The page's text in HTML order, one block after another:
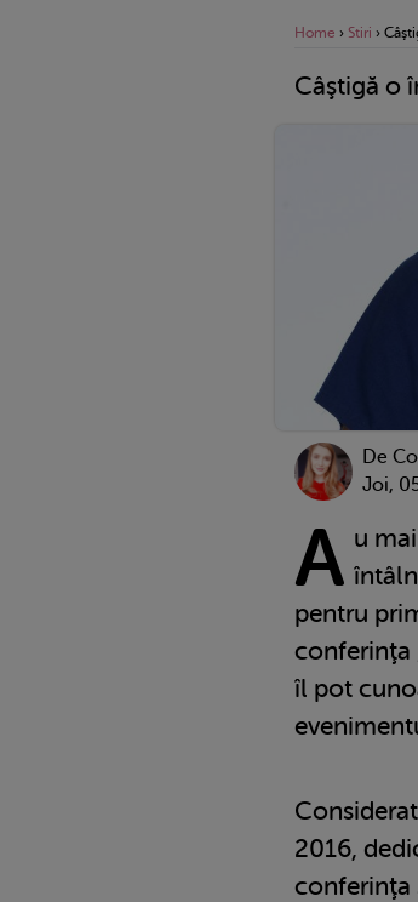
Home › Stiri ›
Câştigă o
De
Joi,
A u
pentru
conferinţa
îl pot
2016,
conferinţa